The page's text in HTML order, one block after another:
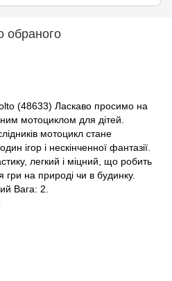
обраного
(48633) Ласкаво просимо на
мотоциклом для дітей.
мотоцикл стане
ігор і нескінченної фантазії.
легкий і міцний, що робить
на природі чи в будинку.
Вага: 2.